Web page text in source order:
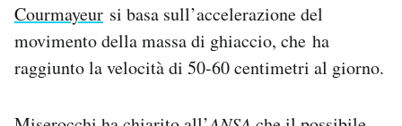
Hai bisogno di aiuto?
Esci
Courmayeur si basa sull’accelerazione del
movimento della massa di ghiaccio, che ha
raggiunto la velocità di 50-60 centimetri al giorno.